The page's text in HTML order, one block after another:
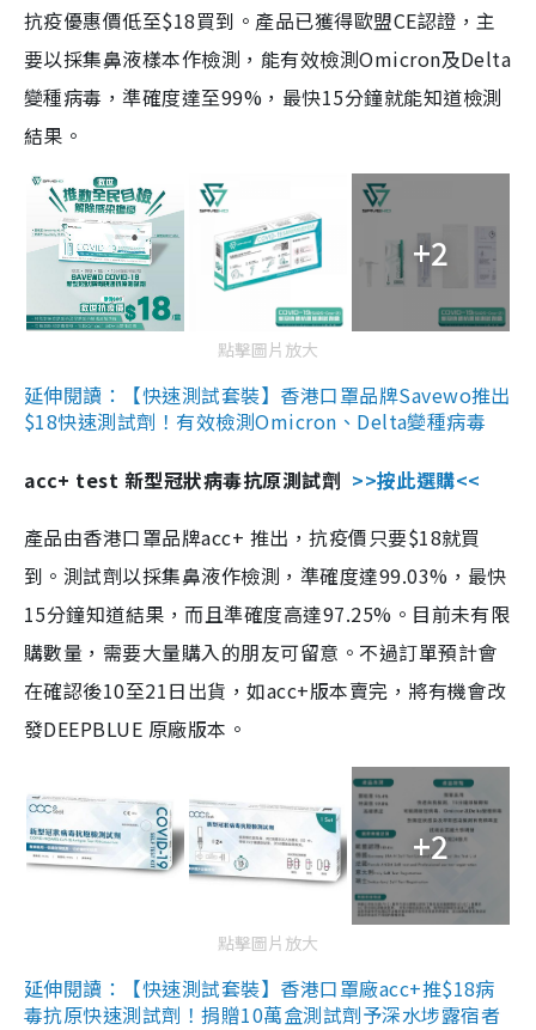
抗疫優惠價低至$18買到。產品已獲得歐盟CE認證，主
要以採集鼻液樣本作檢測，能有效檢測Omicron及Delta
變種病毒，準確度達至99%，最快15分鐘就能知道檢測
結果。
+2
點擊圖片放大
延伸閱讀：【快速測試套裝】香港口罩品牌Savewo推出
$18快速測試劑！有效檢測Omicron、Delta變種病毒
acc+ test 新型冠狀病毒抗原測試劑 >>按此選購<<
產品由香港口罩品牌acc+ 推出，抗疫價只要$18就買
到。測試劑以採集鼻液作檢測，準確度達99.03%，最快
15分鐘知道結果，而且準確度高達97.25%。目前未有限
購數量，需要大量購入的朋友可留意。不過訂單預計會
在確認後10至21日出貨，如acc+版本賣完，將有機會改
發DEEPBLUE 原廠版本。
+2
點擊圖片放大
延伸閱讀：【快速測試套裝】香港口罩廠acc+推$18病
毒抗原快速測試劑！捐贈10萬盒測試劑予深水埗露宿者